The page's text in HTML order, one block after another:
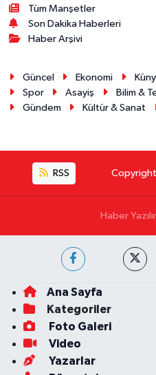
Tüm Manşetler
Son Dakika Haberleri
Haber Arşivi
Güncel Ekonomi
Spor
Asayiş Bilim &
Gündem
Kültür & Sanat
RSS Copyright
Haber
Ana Sayfa
Kategoriler
Foto Galeri
Video
Yazarlar